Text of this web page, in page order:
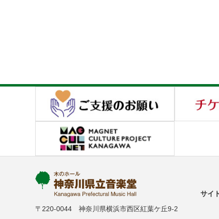
〒220-0044 神奈川県横浜市西区紅葉ケ丘9-2
サイ